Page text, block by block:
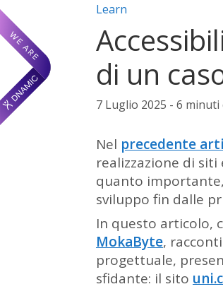
Categorie articolo:
Learn
di un
7 Luglio 2025 - 6
Nel precedente
realizzazione di siti
quanto
sviluppo fin dalle
In questo articolo,
MokaByte,
progettuale,
sfidante: il sito